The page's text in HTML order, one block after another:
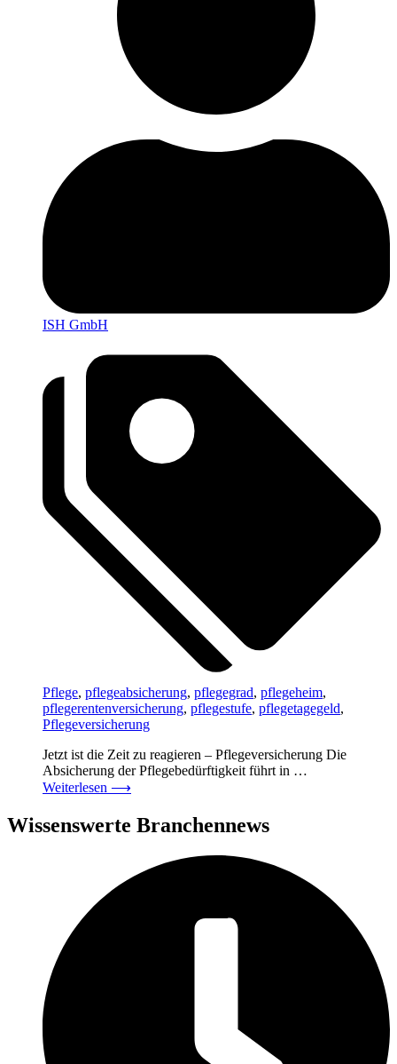
ISH GmbH
Pflege, pflegeabsicherung, pflegegrad, pflegeheim,
pflegerentenversicherung, pflegestufe, pflegetagegeld,
Pflegeversicherung
Jetzt ist die Zeit zu reagieren – Pflegeversicherung Die
Absicherung der Pflegebedürftigkeit führt in …
Weiterlesen ⟶
Wissenswerte Branchennews